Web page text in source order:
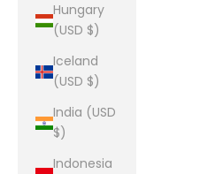
Hungary
(USD $)
Iceland
(USD $)
India (USD
$)
Indonesia